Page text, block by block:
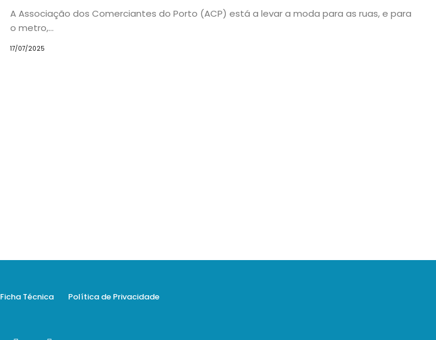
Pesquisar
A Associação dos Comerciantes do Porto (ACP) está a levar a moda para as ruas, e para
o metro,...
17/07/2025
Ficha Técnica Política de Privacidade